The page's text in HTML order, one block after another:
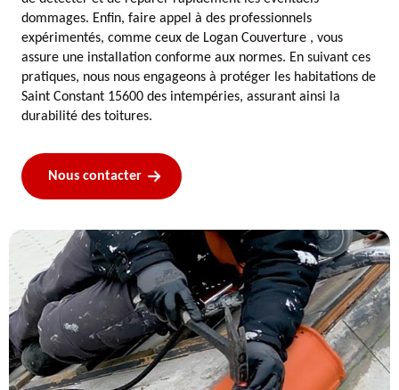
dommages. Enfin, faire appel à des professionnels
expérimentés, comme ceux de Logan Couverture , vous
assure une installation conforme aux normes. En suivant ces
pratiques, nous nous engageons à protéger les habitations de
Saint Constant 15600 des intempéries, assurant ainsi la
durabilité des toitures.
Nous contacter